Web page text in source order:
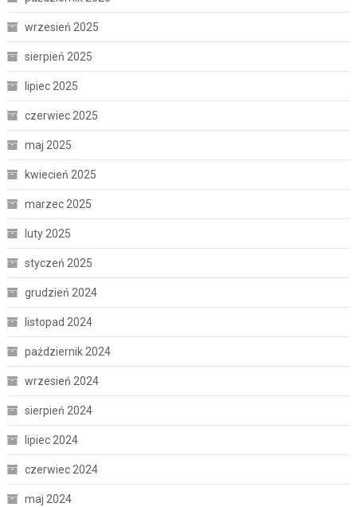
wrzesień 2025
sierpień 2025
lipiec 2025
czerwiec 2025
maj 2025
kwiecień 2025
marzec 2025
luty 2025
styczeń 2025
grudzień 2024
listopad 2024
październik 2024
wrzesień 2024
sierpień 2024
lipiec 2024
czerwiec 2024
maj 2024